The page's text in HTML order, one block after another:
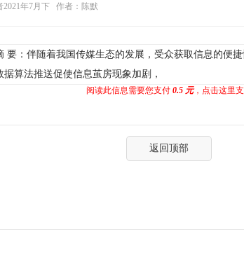
年7月下
作者：陈默
伴随着我国传媒生态的发展，受众获取信息的便捷
据算法推送促使信息茧房现象加剧，
阅读此信息需要您支付 0.5 元，点击这里
返回顶部